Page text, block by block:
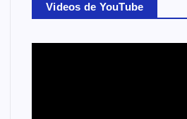
Videos de YouTube